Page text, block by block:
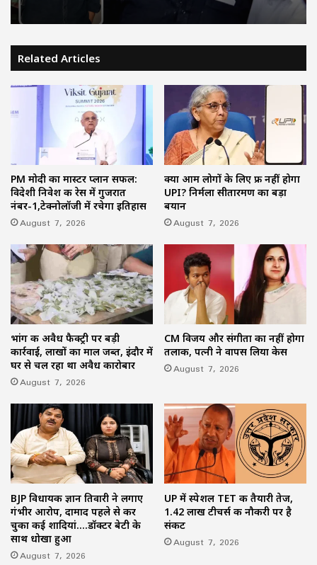
Related Articles
PM मोदी का मास्टर प्लान सफल:
विदेशी निवेश की रेस में गुजरात
नंबर-1,टेक्नोलॉजी में रचेगा इतिहास
August 7, 2026
क्या आम लोगों के लिए फ्री नहीं होगा
UPI? निर्मला सीतारमण का बड़ा
बयान
August 7, 2026
भांग की अवैध फैक्ट्री पर बड़ी
कार्रवाई, लाखों का माल जब्त, इंदौर में
घर से चल रहा था अवैध कारोबार
August 7, 2026
CM विजय और संगीता का नहीं होगा
तलाक, पत्नी ने वापस लिया केस
August 7, 2026
BJP विधायक ज्ञान तिवारी ने लगाए
गंभीर आरोप, दामाद पहले से कर
चुका कई शादियां….डॉक्टर बेटी के
साथ धोखा हुआ
August 7, 2026
UP में स्पेशल TET की तैयारी तेज,
1.42 लाख टीचर्स की नौकरी पर है
संकट
August 7, 2026